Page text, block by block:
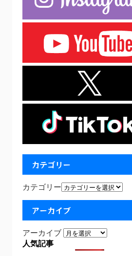
カテゴリー
カテゴリー
アーカイブ
アーカイブ
人気記事